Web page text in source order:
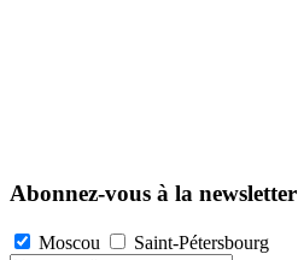
Abonnez-vous à la newsletter
Moscou Saint-Pétersbourg